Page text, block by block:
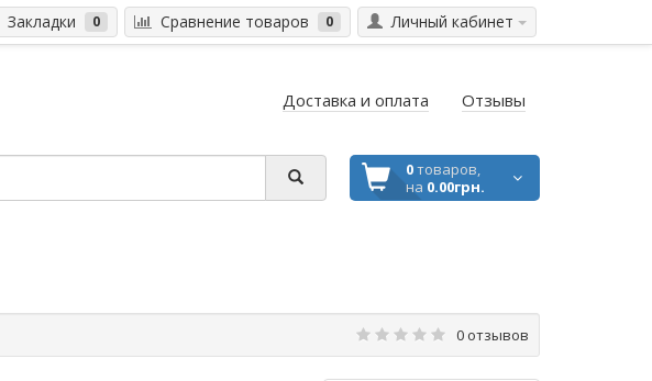
Закладки 0 Сравнение товаров 0 Личный кабинет
Доставка и оплата Отзывы
0товаров,
на 0.00грн.
0 отзывов